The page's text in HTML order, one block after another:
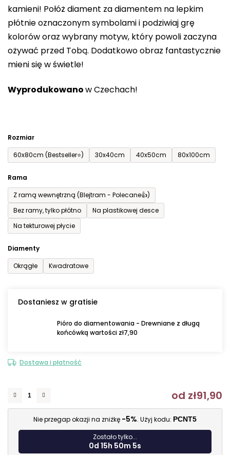
kamieni! Połóż diament za diamentem na lepkim
płótnie oznaczonym symbolami i podziwiaj grę
kolorów oraz wybrany motyw, który powoli zaczyna
ożywać przed Tobą. Dodatkowo obraz fantastycznie
mieni się w świetle!
Wyprodukowanow Czechach!
Rozmiar
60x80cm (Bestseller⭐)
30x40cm 40x50cm 80x100cm
Rama
Z ramą wewnętrzną (Blejtram - Polecane👍)
Bez ramy, tylko płótno
Na plastikowej desce
Na tekturowej płycie
Diamenty
Okrągłe
Kwadratowe
Dostaniesz w gratisie
Pióro do diamentowania - Drewniane z długą
końcówką wartości zł7,90
Dostawa i płatność
od zł91,90
Nie przegap okazji na zniżkę -5%. Użyj kodu: PCNT5
Zostało tylko...
0d 15h 50m 4s
gwiazdek.